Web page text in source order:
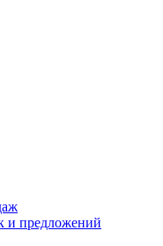
и предложений